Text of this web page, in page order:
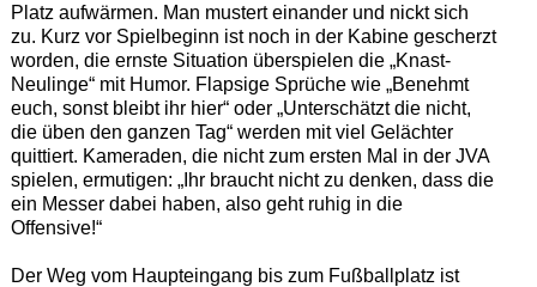
Platz aufwärmen. Man mustert einander und nickt sich
zu. Kurz vor Spielbeginn ist noch in der Kabine gescherzt
worden, die ernste Situation überspielen die „Knast-
Neulinge“ mit Humor. Flapsige Sprüche wie „Benehmt
euch, sonst bleibt ihr hier“ oder „Unterschätzt die nicht,
die üben den ganzen Tag“ werden mit viel Gelächter
quittiert. Kameraden, die nicht zum ersten Mal in der JVA
spielen, ermutigen: „Ihr braucht nicht zu denken, dass die
ein Messer dabei haben, also geht ruhig in die
Offensive!“
Der Weg vom Haupteingang bis zum Fußballplatz ist